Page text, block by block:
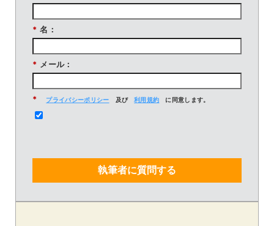
* 名：
* メール：
* プライバシーポリシー 及び 利用規約 に同意します。
執筆者に質問する